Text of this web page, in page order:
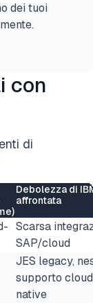
dei tuoi
con
di
Debolezza di
affrontata
Scarsa
SAP/cloud
JES legacy,
supporto
native